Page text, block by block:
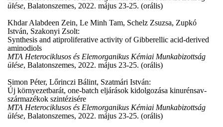
ülése, Balatonszemes, 2022. május 23-25. (orális)
Khdar Alabdeen Zein, Le Minh Tam, Schelz Zsuzsa, Zupkó
István, Szakonyi Zsolt:
Synthesis and atiproliferative activity of Gibberellic acid-derived
aminodiols
MTA Heterociklusos és Elemorganikus Kémiai Munkabizottság
ülése, Balatonszemes, 2022. május 23-25. (orális)
Simon Péter, Lőrinczi Bálint, Szatmári István:
Új környezetbarát, one-batch eljárások kidolgozása kinurénsav-
származékok szintézisére
MTA Heterociklusos és Elemorganikus Kémiai Munkabizottság
ülése, Balatonszemes, 2022. május 23-25. (orális)